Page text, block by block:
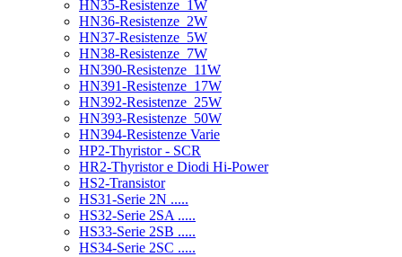
HN35-Resistenze_1W
HN36-Resistenze_2W
HN37-Resistenze_5W
HN38-Resistenze_7W
HN390-Resistenze_11W
HN391-Resistenze_17W
HN392-Resistenze_25W
HN393-Resistenze_50W
HN394-Resistenze Varie
HP2-Thyristor - SCR
HR2-Thyristor e Diodi Hi-Power
HS2-Transistor
HS31-Serie 2N .....
HS32-Serie 2SA .....
HS33-Serie 2SB .....
HS34-Serie 2SC .....